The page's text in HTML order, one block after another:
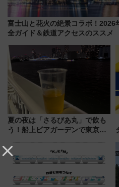
富士山と花火の絶景コラボ！2026
全ガイド＆鉄道アクセスのススメ
夏の夜は「さるびあ丸」で飲も
う！船上ビアガーデンで東京湾
杯……工場直送生ビールや島グ
ルメが美味い